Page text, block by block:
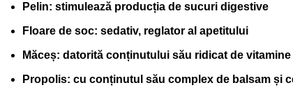
Pelin: stimulează producția de sucuri digestive
Floare de soc: sedativ, reglator al apetitului
Măceș: datorită conținutului său ridicat de
Propolis: cu conținutul său complex de balsam și